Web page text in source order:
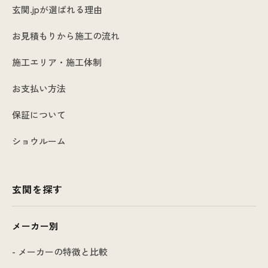
玄関.jpが選ばれる理由
お見積もりから施工の流れ
施工エリア・施工体制
お支払い方法
保証について
ショウルーム
玄関を探す
メーカー別
- メーカーの特徴と比較